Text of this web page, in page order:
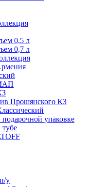
0,5 л
0,7 л
Прошянского КЗ
подарочной упаковке
тубе
у